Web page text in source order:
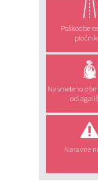
Poškodbe
Nasmeteno
Naravne